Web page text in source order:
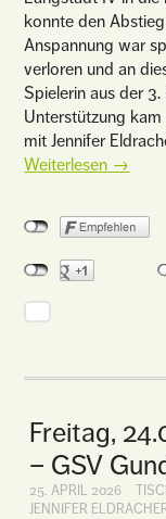
konnte den
Anspannung war
verloren und an
Spielerin aus der
Unterstützung
mit Jennifer
Weiterlesen →
Freitag,
– GSV
25. APRIL 2026
JENNIFER